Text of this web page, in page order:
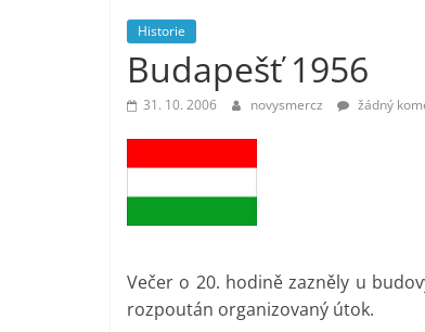
vlastně
prospívá?
Historie
Budapešť 1956
31. 10. 2006 novysmercz žádný
Večer o 20. hodině zazněly u
rozpoután organizovaný útok.